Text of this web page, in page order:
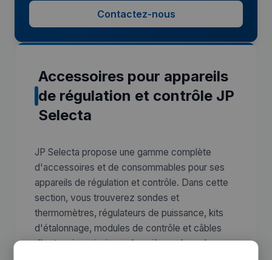
Contactez-nous
Accessoires pour appareils
de régulation et contrôle JP
Selecta
JP Selecta propose une gamme complète
d'accessoires et de consommables pour ses
appareils de régulation et contrôle. Dans cette
section, vous trouverez sondes et
thermomètres, régulateurs de puissance, kits
d'étalonnage, modules de contrôle et câbles
d'extension, ainsi que des pièces de rechange